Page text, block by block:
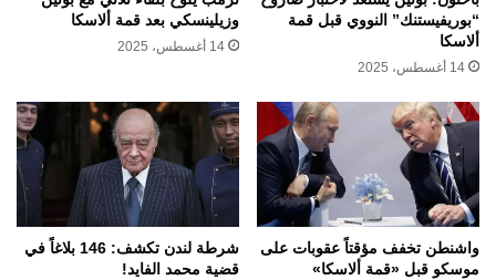
“بوريفيستنك” النووي قبل قمة
ألاسكا
14 أغسطس، 2025
وزيلينسكي بعد قمة ألاسكا
14 أغسطس، 2025
واشنطن تخفف مؤقتاً عقوبات على
موسكو قبل «قمة ألاسكا»
شرطة لندن تكشف: 146 بلاغاً في
قضية محمد الفايد!